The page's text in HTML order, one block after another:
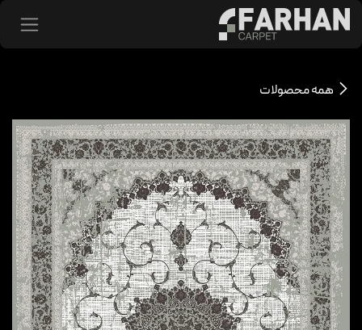
رد شدن به محتوا
همه محصولات